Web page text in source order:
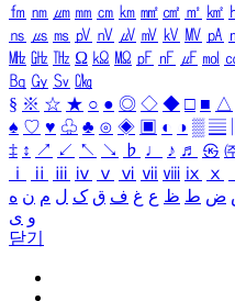
㎙ ㎚ ㎛ ㎜ ㎝ ㎞ ㎟ ㎠ ㎡ ㎢
㎱ ㎲ ㎳ ㎴ ㎵ ㎶ ㎷ ㎸ ㎹ ㎀
㎒ ㎓ ㎔ Ω ㏀ ㏁ ㎊ ㎋ ㎌ ㏖
㏃ ㏉ ㏜ ㏆
§ ※ ☆ ★ ○ ● ◎ ◇ ◆ □ ■ △
♠ ♡ ♥ ♧ ♣ ⊙ ◈ ▣ ◐ ◑ ▒ ▤
‡ ↕ ↗ ↙ ↖ ↘ ♭ ♩ ♪ ♬ ㉿
ⅰ
ⅱ ⅲ ⅳ ⅴ ⅵ ⅶ ⅷ ⅸ ⅹ
ض ط ظ ع غ ف ق ک ل م ن ه
و ی
닫기